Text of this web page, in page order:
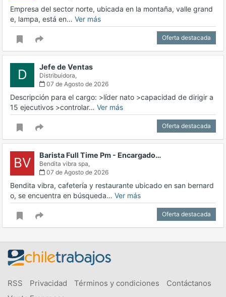
Empresa del sector norte, ubicada en la montaña, valle grand
e, lampa, está en… Ver más
Oferta destacada
D Jefe de Ventas
Distribuidora,
07 de Agosto de 2026
Descripción para el cargo: >líder nato >capacidad de dirigir a
15 ejecutivos >controlar… Ver más
Oferta destacada
BV Barista Full Time Pm - Encargado…
Bendita vibra spa,
07 de Agosto de 2026
Bendita vibra, cafetería y restaurante ubicado en san bernard
o, se encuentra en búsqueda… Ver más
Oferta destacada
RSS Privacidad Términos y condiciones
Contáctanos